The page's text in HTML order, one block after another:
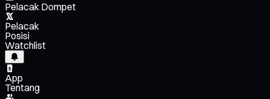
Pelacak Dompet
Pelacak
Posisi
Watchlist
App
Tentang